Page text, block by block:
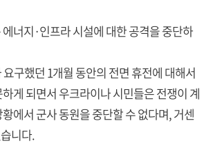
너지·인프라 시설에 대한 공격을 중단하
구했던 1개월 동안의 전면 휴전에 대해서
게 되면서 우크라이나 시민들은 전쟁이 계
에서 군사 동원을 중단할 수 없다며, 거센
니다.